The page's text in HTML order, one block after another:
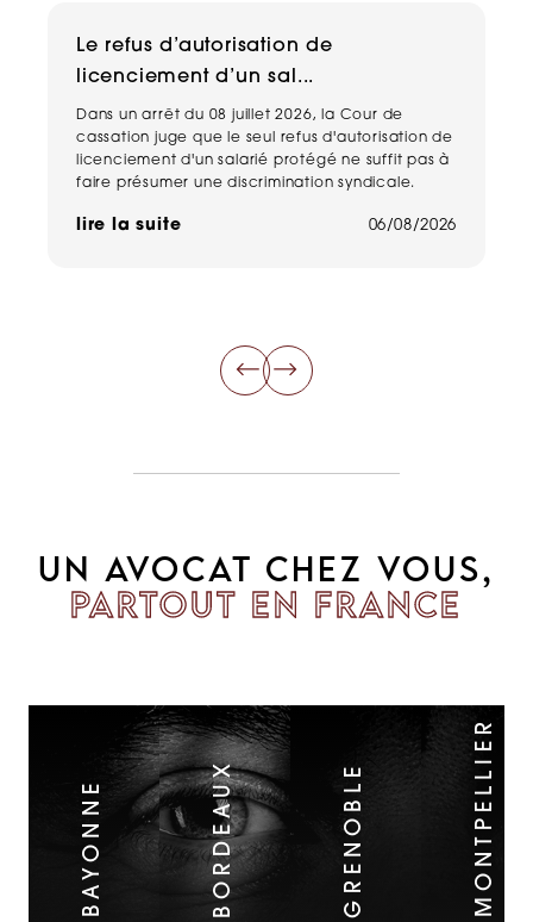
Le refus d’autorisation de
licenciement d’un sal...
Dans un arrêt du 08 juillet 2026, la Cour de
cassation juge que le seul refus d'autorisation de
licenciement d'un salarié protégé ne suffit pas à
faire présumer une discrimination syndicale.
lire la suite 06/08/2026
UN AVOCAT CHEZ VOUS,
PARTOUT EN FRANCE
BAYONNE BORDEAUX GRENOBLE MONTPELLIER